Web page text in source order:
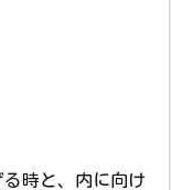
時と、内に向け